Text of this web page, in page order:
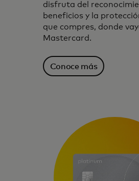
disfruta del
beneficios y la
que compres, donde
Mastercard.
Conoce más